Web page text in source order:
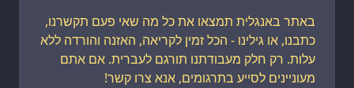
באתר באנגלית תמצאו את כל מה שאי פעם תקשרנו,
כתבנו, או גילינו - הכל זמין לקריאה, האזנה והורדה ללא
עלות. רק חלק מעבודתנו תורגם לעברית. אם אתם
מעוניינים לסייע בתרגומים, אנא צרו קשר!